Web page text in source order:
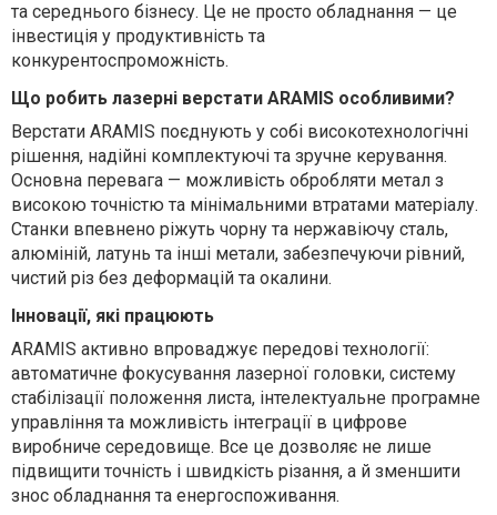
та середнього бізнесу. Це не просто обладнання — це
інвестиція у продуктивність та
конкурентоспроможність.
Що робить лазерні верстати ARAMIS особливими?
Верстати ARAMIS поєднують у собі високотехнологічні
рішення, надійні комплектуючі та зручне керування.
Основна перевага — можливість обробляти метал з
високою точністю та мінімальними втратами матеріалу.
Станки впевнено ріжуть чорну та нержавіючу сталь,
алюміній, латунь та інші метали, забезпечуючи рівний,
чистий різ без деформацій та окалини.
Інновації, які працюють
ARAMIS активно впроваджує передові технології:
автоматичне фокусування лазерної головки, систему
стабілізації положення листа, інтелектуальне програмне
управління та можливість інтеграції в цифрове
виробниче середовище. Все це дозволяє не лише
підвищити точність і швидкість різання, а й зменшити
знос обладнання та енергоспоживання.